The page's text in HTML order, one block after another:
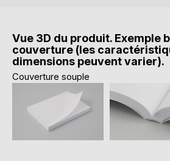
Vue 3D du produit. Exemple
couverture (les
dimensions peuvent varier).
Couverture souple